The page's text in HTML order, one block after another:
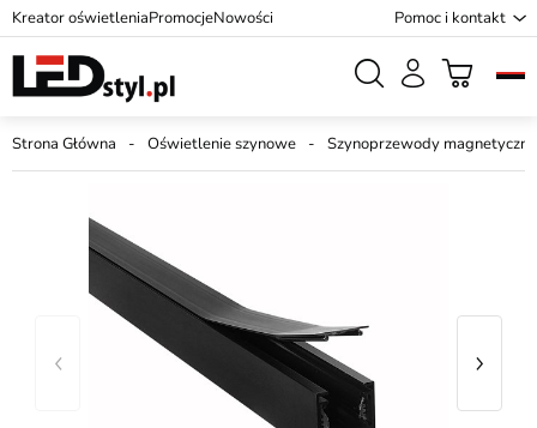
Kreator oświetleniaPromocjeNowości Pomoc i kontakt
Strona Główna Oświetlenie szynowe Szynoprzewody magnetyczne